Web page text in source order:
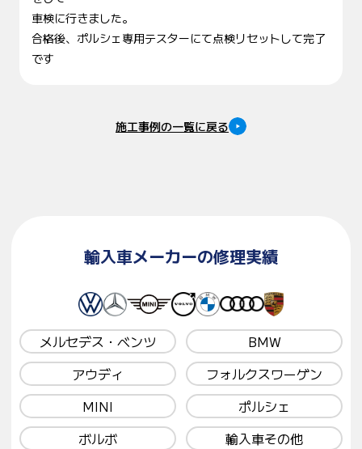
車検に行きました。
合格後、ポルシェ専用テスターにて点検リセットして完了
です
施工事例の一覧に戻る
輸入車メーカーの修理実績
メルセデス・ベンツ
BMW
アウディ
フォルクスワーゲン
MINI
ポルシェ
ボルボ
輸入車その他